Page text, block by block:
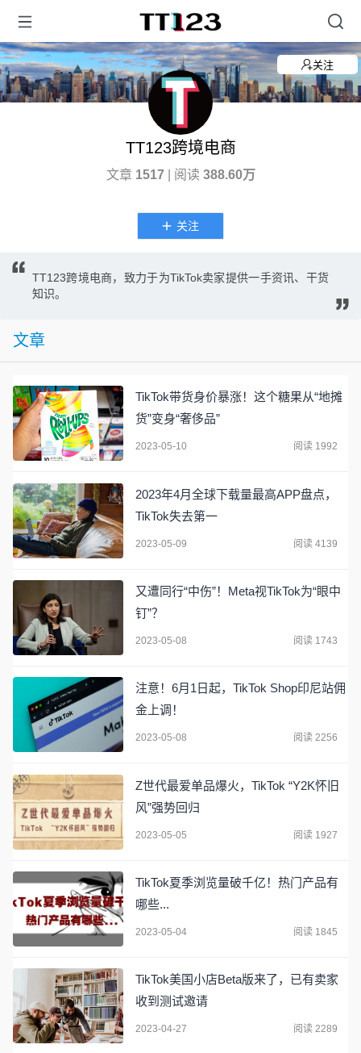
关注
TT123跨境电商
文章 1517| 阅读 388.60万
关注
TT123跨境电商，致力于为TikTok卖家提供一手资讯、干货
知识。
文章
TikTok带货身价暴涨！这个糖果从“地摊
货”变身“奢侈品”
2023-05-10 阅读 1992
2023年4月全球下载量最高APP盘点，
TikTok失去第一
2023-05-09 阅读 4139
又遭同行“中伤”！Meta视TikTok为“眼中
钉”？
2023-05-08 阅读 1743
注意！6月1日起，TikTok Shop印尼站佣
金上调！
2023-05-08 阅读 2256
Z世代最爱单品爆火，TikTok “Y2K怀旧
风”强势回归
2023-05-05 阅读 1927
TikTok夏季浏览量破千亿！热门产品有
哪些...
2023-05-04 阅读 1845
TikTok美国小店Beta版来了，已有卖家
收到测试邀请
2023-04-27 阅读 2289